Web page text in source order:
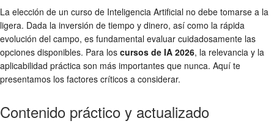
La elección de un curso de Inteligencia Artificial no debe tomarse a la
ligera. Dada la inversión de tiempo y dinero, así como la rápida
evolución del campo, es fundamental evaluar cuidadosamente las
opciones disponibles. Para los cursos de IA 2026, la relevancia y la
aplicabilidad práctica son más importantes que nunca. Aquí te
presentamos los factores críticos a considerar.
Contenido práctico y actualizado